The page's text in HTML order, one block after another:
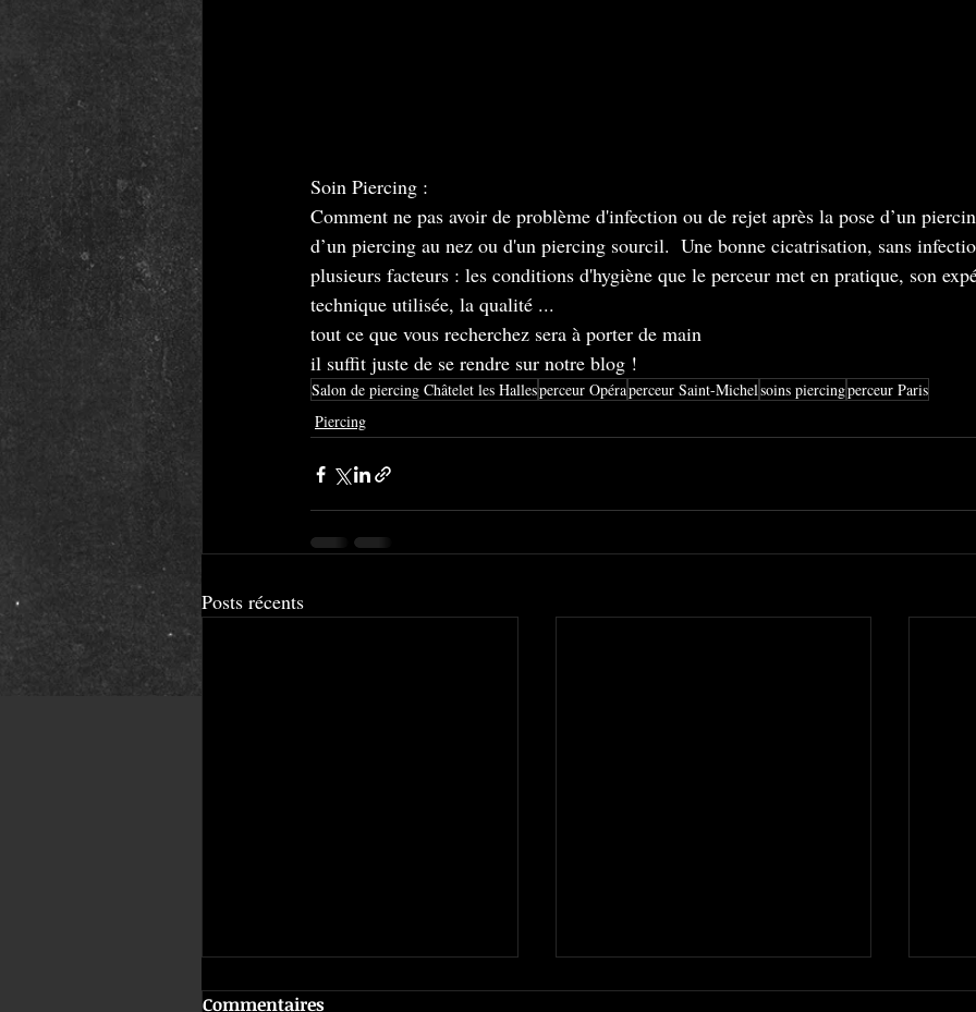
Soin Piercing :
Comment ne pas avoir de problème d'infection ou de rejet après la pose d’un
d’un piercing au nez ou d'un piercing sourcil.  Une bonne cicatrisation, sans
plusieurs facteurs : les conditions d'hygiène que le perceur met en pratique, son
technique utilisée, la qualité ...
tout ce que vous recherchez sera à porter de main
il suffit juste de se rendre sur notre blog !
Salon de piercing Châtelet les Hallesperceur Opéraperceur Saint-Michelsoins piercingperceur Paris
Piercing
Posts récents
Commentaires